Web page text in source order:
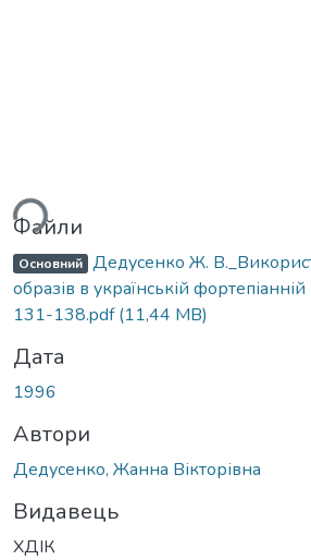
Файли
Основний Дедусенко Ж.
образів в українській
131-138.pdf(11,44 MB)
Дата
1996
Автори
Дедусенко, Жанна Вікторівна
Видавець
ХДІК